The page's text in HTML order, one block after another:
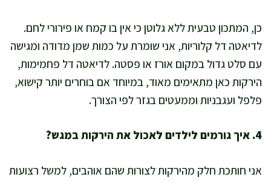
כן, המתכון טבעית ללא גלוטן כי אין בו קמח או פירורי לחם.
לדיאטה דל קלוריות, אני שומרת על כמות שמן מדודה ומגישה
עם סלט גדול במקום אורז או פסטה. לדיאטה דל פחמימות,
הירקות כאן מתאימים מאוד, במיוחד אם בוחרים יותר קישוא,
פלפל ועגבניות וממעטים בגזר לפי הצורך.
4. איך גורמים לילדים לאכול את הירקות במגש?
אני חותכת חלק מהירקות לצורות שהם אוהבים, למשל רצועות